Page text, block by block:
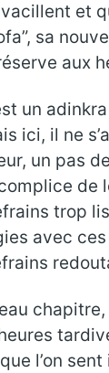
et
sa
aux
un
ici, il ne
un pas
de
trop
avec
l’on